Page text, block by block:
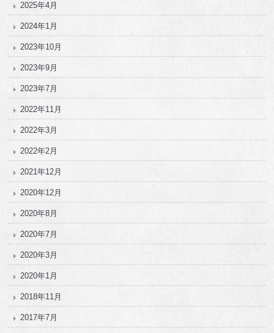
2025年4月
2024年1月
2023年10月
2023年9月
2023年7月
2022年11月
2022年3月
2022年2月
2021年12月
2020年12月
2020年8月
2020年7月
2020年3月
2020年1月
2018年11月
2017年7月